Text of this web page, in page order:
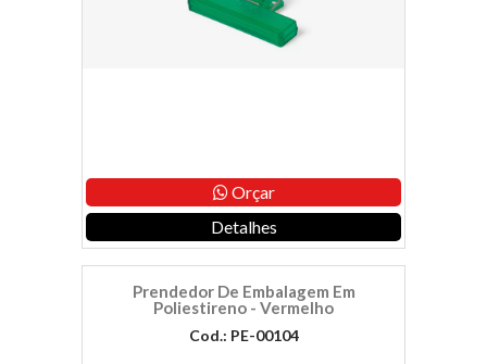
Orçar
Detalhes
Prendedor De Embalagem Em
Poliestireno - Vermelho
Cod.: PE-00104